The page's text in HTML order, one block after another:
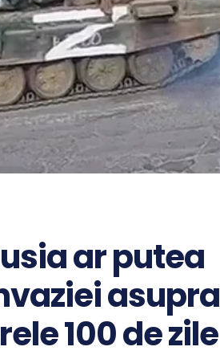
ar putea
asupra
100 de zile